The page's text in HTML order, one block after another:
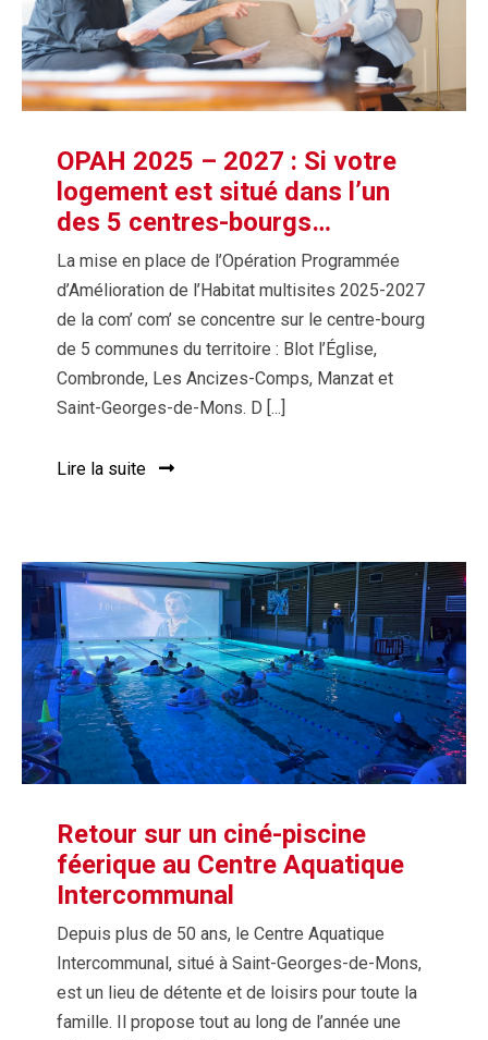
OPAH 2025 – 2027 : Si votre
logement est situé dans l’un
des 5 centres-bourgs…
La mise en place de l’Opération Programmée
d’Amélioration de l’Habitat multisites 2025-2027
de la com’ com’ se concentre sur le centre-bourg
de 5 communes du territoire : Blot l’Église,
Combronde, Les Ancizes-Comps, Manzat et
Saint-Georges-de-Mons. D [...]
Lire la suite
Retour sur un ciné-piscine
féerique au Centre Aquatique
Intercommunal
Depuis plus de 50 ans, le Centre Aquatique
Intercommunal, situé à Saint-Georges-de-Mons,
est un lieu de détente et de loisirs pour toute la
famille. Il propose tout au long de l’année une